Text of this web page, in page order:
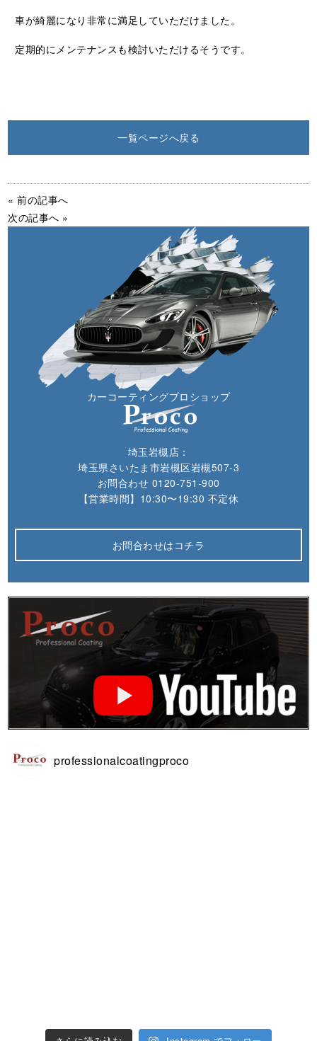
車が綺麗になり非常に満足していただけました。
定期的にメンテナンスも検討いただけるそうです。
一覧ページへ戻る
« 前の記事へ
次の記事へ »
カーコーティングプロショップ
埼玉岩槻店：
埼玉県さいたま市岩槻区岩槻507-3
お問合わせ 0120-751-900
【営業時間】10:30〜19:30 不定休
お問合わせはコチラ
professionalcoatingproco